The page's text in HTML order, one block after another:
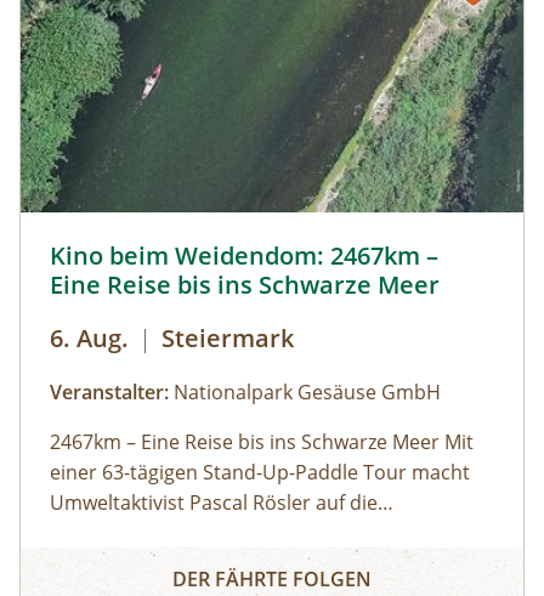
Kino beim Weidendom: 2467km –
Eine Reise bis ins Schwarze Meer
6. Aug. | Steiermark
Veranstalter: Nationalpark Gesäuse GmbH
2467km – Eine Reise bis ins Schwarze Meer Mit
einer 63-tägigen Stand-Up-Paddle Tour macht
Umweltaktivist Pascal Rösler auf die
München aus über Isar und Donau bis zum
Kino beim Weidendom: 2467km – Eine Reise bis ins
DER FÄHRTE FOLGEN